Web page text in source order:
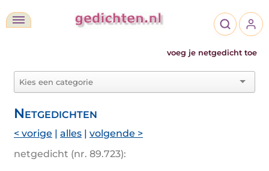
voeg je netgedicht toe
Netgedichten
< vorige | alles | volgende >
netgedicht (nr. 89.723):